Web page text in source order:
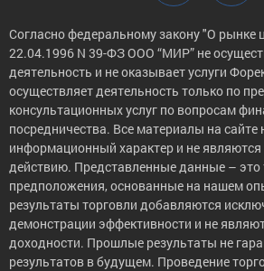
Согласно федеральному закону "О рынке
22.04.1996 N 39-ФЗ ООО “МИР” не
деятельность и не оказывает услуги
осуществляет деятельность только по
консультационных услуг по вопросам
посредничества. Все материалы на сайте
информационный характер и не являются
действию. Представленные данные – это
предположения, основанные на нашем
результаты торговли добавляются
демонстрации эффективности и не
доходности. Прошлые результаты не
результатов в будущем. Проведение